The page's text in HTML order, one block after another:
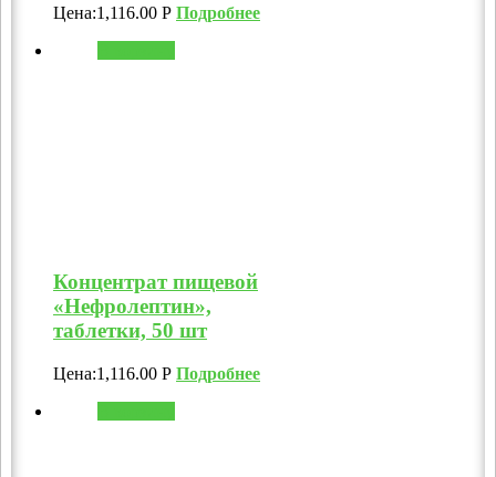
Цена:1,116.00 Р Подробнее
Концентрат пищевой
«Нефролептин»,
таблетки, 50 шт
Цена:1,116.00 Р Подробнее